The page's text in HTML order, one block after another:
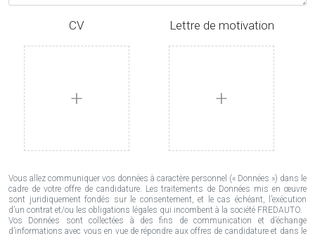
CV
+
Lettre de motivation
+
Vous allez communiquer vos données à caractère personnel (« Données ») dans le
cadre de votre offre de candidature. Les traitements de Données mis en œuvre
sont juridiquement fondés sur le consentement, et le cas échéant, l’exécution
d’un contrat et/ou les obligations légales qui incombent à la société FREDAUTO.
Vos Données sont collectées à des fins de communication et d’échange
d’informations avec vous en vue de répondre aux offres de candidature et dans le